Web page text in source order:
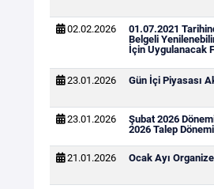
02.02.2026
01.07.2021
Belgeli
İçin Uygulanacak
23.01.2026 Gün İçi Piyasası
23.01.2026
Şubat 2026
2026 Talep
21.01.2026 Ocak Ayı